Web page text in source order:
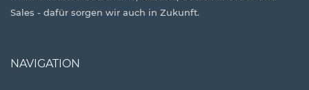
Sales - dafür sorgen wir auch in Zukunft.
NAVIGATION